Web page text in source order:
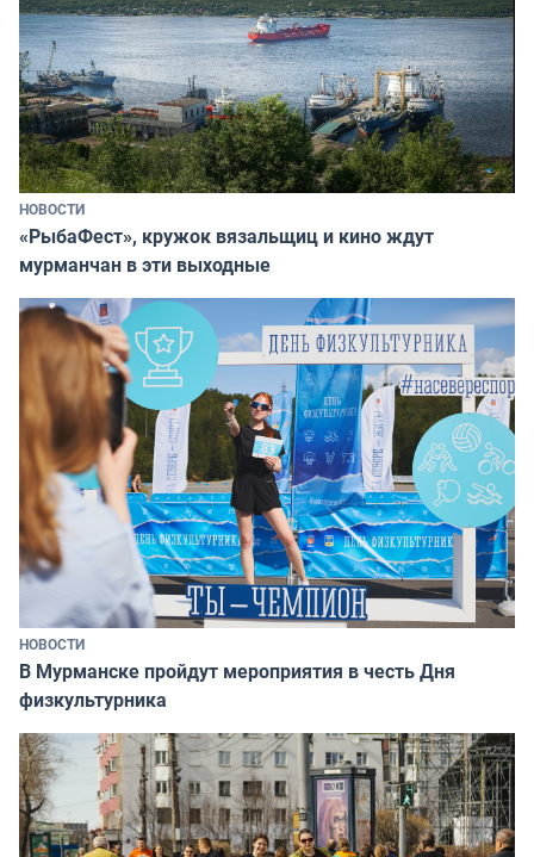
НОВОСТИ
«РыбаФест», кружок вязальщиц и кино ждут
мурманчан в эти выходные
НОВОСТИ
В Мурманске пройдут мероприятия в честь Дня
физкультурника